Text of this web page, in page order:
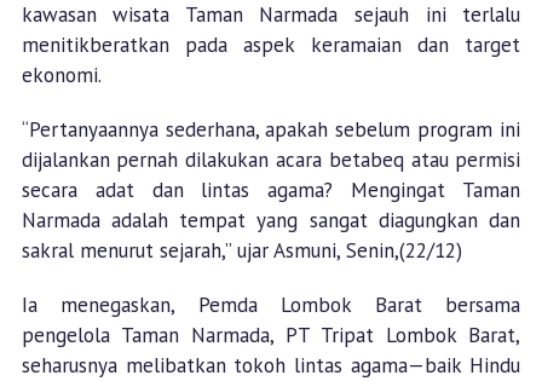
kawasan wisata Taman Narmada sejauh ini terlalu
menitikberatkan pada aspek keramaian dan target
ekonomi.
“Pertanyaannya sederhana, apakah sebelum program ini
dijalankan pernah dilakukan acara betabeq atau permisi
secara adat dan lintas agama? Mengingat Taman
Narmada adalah tempat yang sangat diagungkan dan
sakral menurut sejarah,” ujar Asmuni, Senin,(22/12)
Ia menegaskan, Pemda Lombok Barat bersama
pengelola Taman Narmada, PT Tripat Lombok Barat,
seharusnya melibatkan tokoh lintas agama—baik Hindu